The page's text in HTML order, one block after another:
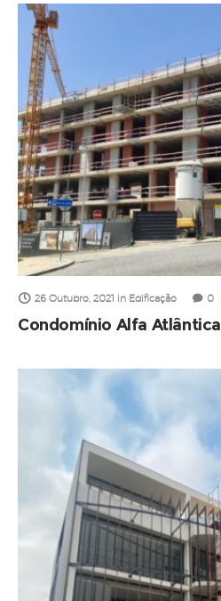
26 Outubro, 2021 in Edificação 0
Condomínio Alfa Atlântica